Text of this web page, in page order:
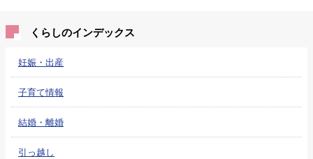
くらしのインデックス
妊娠・出産
子育て情報
結婚・離婚
引っ越し